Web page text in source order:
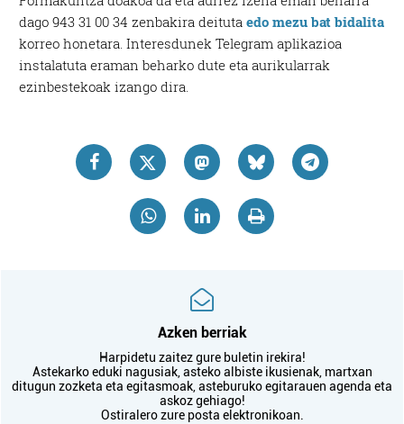
dago 943 31 00 34 zenbakira deitutaedo mezu bat bidalita
korreo honetara. Interesdunek Telegram aplikazioa
instalatuta eraman beharko dute eta aurikularrak
ezinbestekoak izango dira.
Azken berriak
Harpidetu zaitez gure buletin irekira!
Astekarko eduki nagusiak, asteko albiste ikusienak, martxan
ditugun zozketa eta egitasmoak, asteburuko egitarauen agenda eta
askoz gehiago!
Ostiralero zure posta elektronikoan.